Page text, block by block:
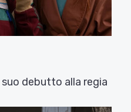
debutto alla regia